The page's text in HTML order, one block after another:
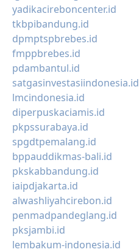
yadikacireboncenter.id
tkbpibandung.id
dpmptspbrebes.id
fmppbrebes.id
pdambantul.id
satgasinvestasiindonesia.id
lmcindonesia.id
diperpuskaciamis.id
pkpssurabaya.id
spgdtpemalang.id
bppauddikmas-bali.id
pkskabbandung.id
iaipdjakarta.id
alwashliyahcirebon.id
penmadpandeglang.id
pksjambi.id
lembakum-indonesia.id